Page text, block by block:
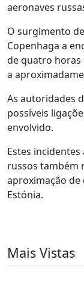
aeronaves
O surgimento
Copenhaga a
de quatro horas
a
As autoridades
possíveis
envolvido.
Estes
russos também
aproximação de
Estónia.
Mais Vistas